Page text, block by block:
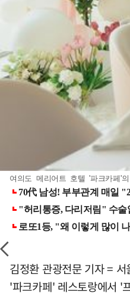
여의도 메리어트 호텔 '파크카페'
김정환 관광전문 기자 =
'파크카페' 레스토랑에서 '